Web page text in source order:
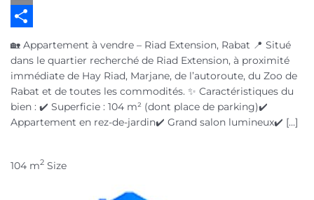
Email
🏡 Appartement à vendre – Riad Extension, Rabat 📍 Situé
dans le quartier recherché de Riad Extension, à proximité
immédiate de Hay Riad, Marjane, de l’autoroute, du Zoo de
Rabat et de toutes les commodités. ✨ Caractéristiques du
bien : ✔️ Superficie : 104 m² (dont place de parking)✔️
Appartement en rez-de-jardin✔️ Grand salon lumineux✔️ […]
104 m2 Size